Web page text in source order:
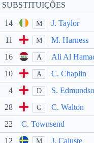
SUBSTITUIÇÕES
14 M J. Taylor
11 M M. Harness
16 A Ali Al
10 A C. Chaplin
4 D S.
28 G
C. Walton
22
C. Townsend
12
M
J. Cajuste